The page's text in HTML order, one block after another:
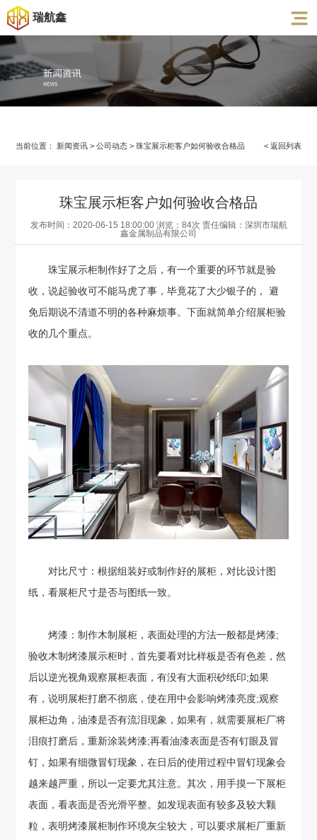
瑞航鑫
当前位置： 新闻资讯 >公司动态 >珠宝展示柜客户如何验收合格品 < 返回列表
珠宝展示柜客户如何验收合格品
发布时间：2020-06-15 18:00:00 浏览：84次 责任编辑： 深圳市瑞航
鑫金属制品有限公司
珠宝展示柜制作好了之后，有一个重要的环节就是验
收，说起验收可不能马虎了事，毕竟花了大少银子的， 避
免后期说不清道不明的各种麻烦事。下面就简单介绍展柜验
收的几个重点。
对比尺寸：根据组装好或制作好的展柜，对比设计图
纸，看展柜尺寸是否与图纸一致。
烤漆：制作木制展柜，表面处理的方法一般都是烤漆;
验收木制烤漆展示柜时，首先要看对比样板是否有色差，然
后以逆光视角观察展柜表面，有没有大面积砂纸印;如果
有，说明展柜打磨不彻底，使在用中会影响烤漆亮度;观察
展柜边角，油漆是否有流泪现象，如果有，就需要展柜厂将
泪痕打磨后，重新涂装烤漆;再看油漆表面是否有钉眼及冒
钉，如果有细微冒钉现象，在日后的使用过程中冒钉现象会
越来越严重，所以一定要尤其注意。其次，用手摸一下展柜
表面，看表面是否光滑平整。如发现表面有较多及较大颗
粒，表明烤漆展柜制作环境灰尘较大，可以要求展柜厂重新